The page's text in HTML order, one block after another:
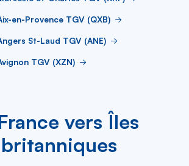
en-Provence TGV (QXB)
St-Laud TGV (ANE)
TGV (XZN)
vers Îles